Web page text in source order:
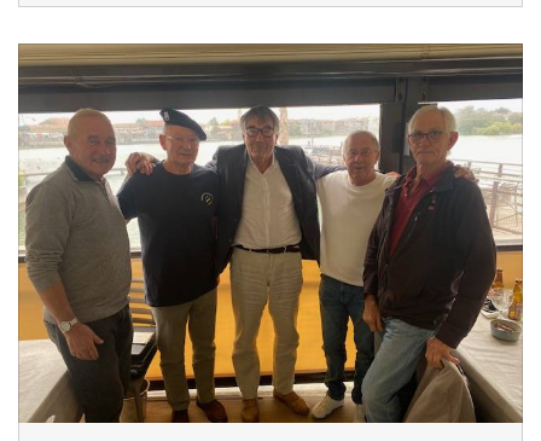
Tout au long de la journée ...